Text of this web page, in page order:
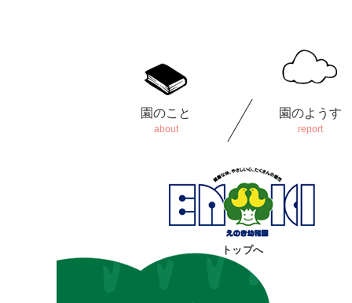
園のこと 園のようす
トップへ